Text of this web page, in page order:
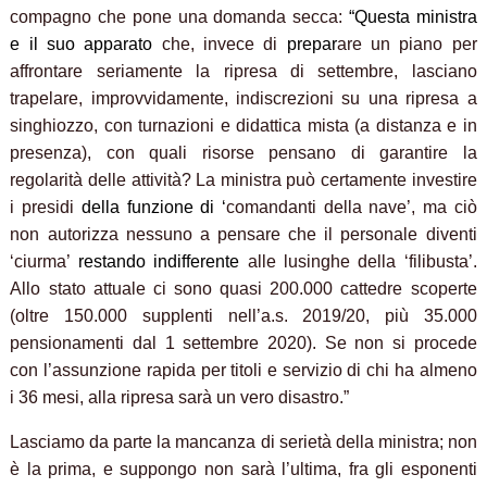
compagno che pone una domanda secca: “Questa ministra
e il suo apparato che, invece di preparare un piano per
affrontare seriamente la ripresa di settembre, lasciano
trapelare, improvvidamente, indiscrezioni su una ripresa a
singhiozzo, con turnazioni e didattica mista (a distanza e in
presenza), con quali risorse pensano di garantire la
regolarità delle attività? La ministra può certamente investire
i presidi della funzione di ‘comandanti della nave’, ma ciò
non autorizza nessuno a pensare che il personale diventi
‘ciurma’ restando indifferente alle lusinghe della ‘filibusta’.
Allo stato attuale ci sono quasi 200.000 cattedre scoperte
(oltre 150.000 supplenti nell’a.s. 2019/20, più 35.000
pensionamenti dal 1 settembre 2020). Se non si procede
con l’assunzione rapida per titoli e servizio di chi ha almeno
i 36 mesi, alla ripresa sarà un vero disastro.”
Lasciamo da parte la mancanza di serietà della ministra; non
è la prima, e suppongo non sarà l’ultima, fra gli esponenti